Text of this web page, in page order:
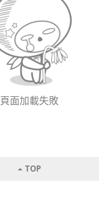
頁面加載失敗
TOP